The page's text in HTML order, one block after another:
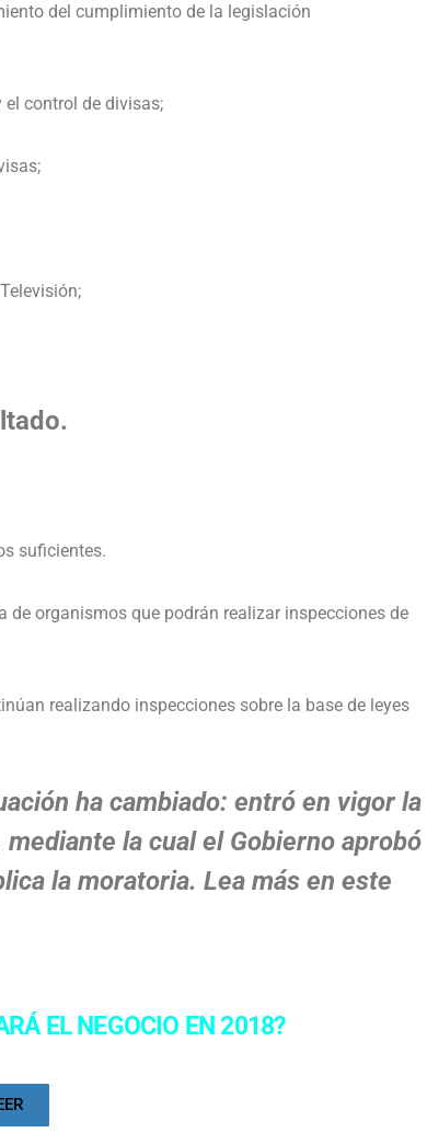
del cumplimiento de la legislación
el control de divisas;
suficientes.
de organismos que podrán realizar inspecciones de
realizando inspecciones sobre la base de leyes
ha cambiado: entró en vigor la
la cual el Gobierno aprobó
la moratoria. Lea más en este
EL NEGOCIO EN 2018?